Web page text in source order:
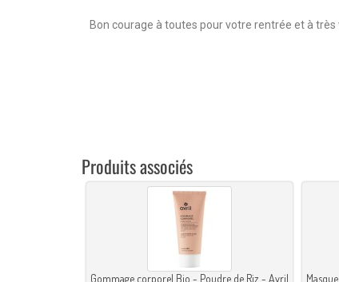
Bon courage à toutes pour votre rentrée et à
Produits associés
Gommage corporel Bio - Poudre de Riz - Avril